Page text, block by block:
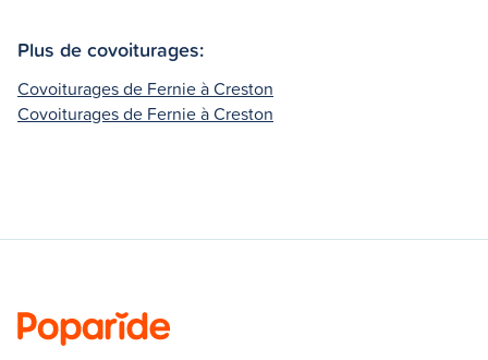
Plus de covoiturages:
Covoiturages de Fernie à Creston
Covoiturages de Fernie à Creston